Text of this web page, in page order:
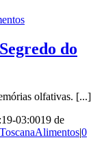
do
olfativas. [...]
03:0019 de
ToscanaAlimentos|0